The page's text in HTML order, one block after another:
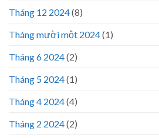
Tháng 12 2024(8)
Tháng mười một 2024(1)
Tháng 6 2024(2)
Tháng 5 2024(1)
Tháng 4 2024(4)
Tháng 2 2024(2)